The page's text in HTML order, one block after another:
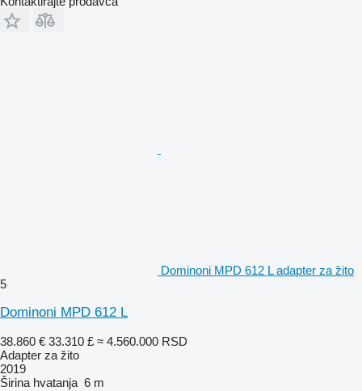
Dominoni MPD 612 L adapter za žito
5
Dominoni MPD 612 L
38.860 € 33.310 £ ≈ 4.560.000 RSD
Adapter za žito
2019
Širina hvatanja 6 m